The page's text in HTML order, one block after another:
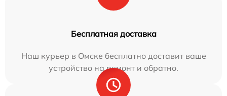
Бесплатная доставка
Наш курьер в Омске бесплатно доставит ваше
устройство на ремонт и обратно.